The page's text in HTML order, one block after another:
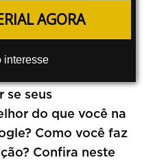
AGORA
interesse
Melhor Que eu
se seus
do que você na
Como você faz
Confira neste